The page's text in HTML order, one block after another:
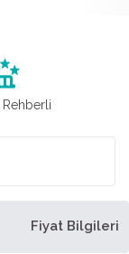
Fiyat Bilgileri